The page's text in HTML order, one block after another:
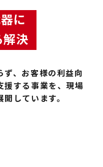
に
決
、お客様の利益向
援する事業を、現場
しています。